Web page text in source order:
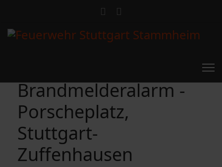
Brandmelderalarm -
Porscheplatz,
Stuttgart-
Zuffenhausen